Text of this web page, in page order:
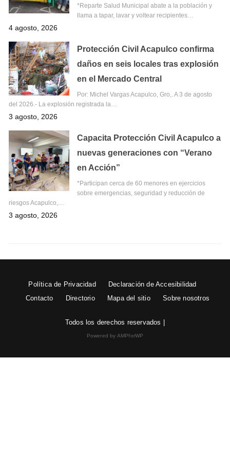
*Reparte Salud Municipal abate a la población y
llama a tapar, lavar y voltear recipientes…
4 agosto, 2026
Protección Civil Acapulco confirma
daños en seis locales tras explosión
en el Mercado Central
Por: Michel Vargas Acapulco, Gro,. A 3 de agosto
del 2026.- La explosión registrada la…
3 agosto, 2026
Capacita Protección Civil Acapulco a
nuevas generaciones con “Verano
en Acción”
*Participan cerca de 60 menores en ejercicios
sobre emergencias, seguridad y reducción de
riesgos Acapulco,…
3 agosto, 2026
Política de Privacidad
Declaración de Accesibilidad
Contacto
Directorio Mapa del sitio Sobre nosotros
Todos los derechos reservados |
Powered by AMPforWP